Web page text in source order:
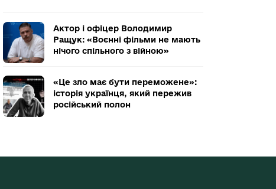
Актор і офіцер Володимир
Ращук: «Воєнні фільми не мають
нічого спільного з війною»
«Це зло має бути переможене»:
історія українця, який пережив
російський полон